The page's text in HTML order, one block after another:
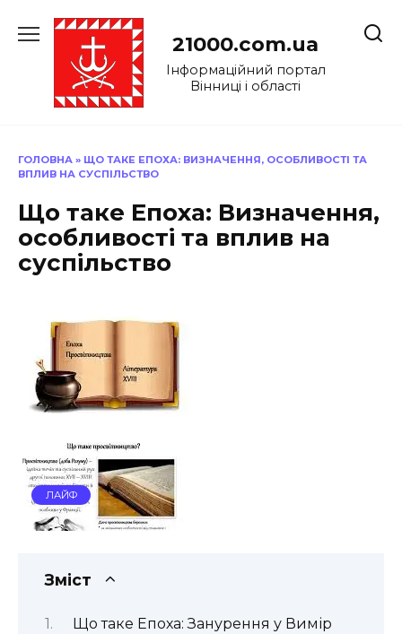
до
21000.com.ua
Інформаційний портал
Вінниці і області
ГОЛОВНА » ЩО ТАКЕ ЕПОХА: ВИЗНАЧЕННЯ, ОСОБЛИВОСТІ ТА
ВПЛИВ НА СУСПІЛЬСТВО
Що таке Епоха: Визначення,
особливості та вплив на
суспільство
ЛАЙФ
Зміст
Що таке Епоха: Занурення у Вимір